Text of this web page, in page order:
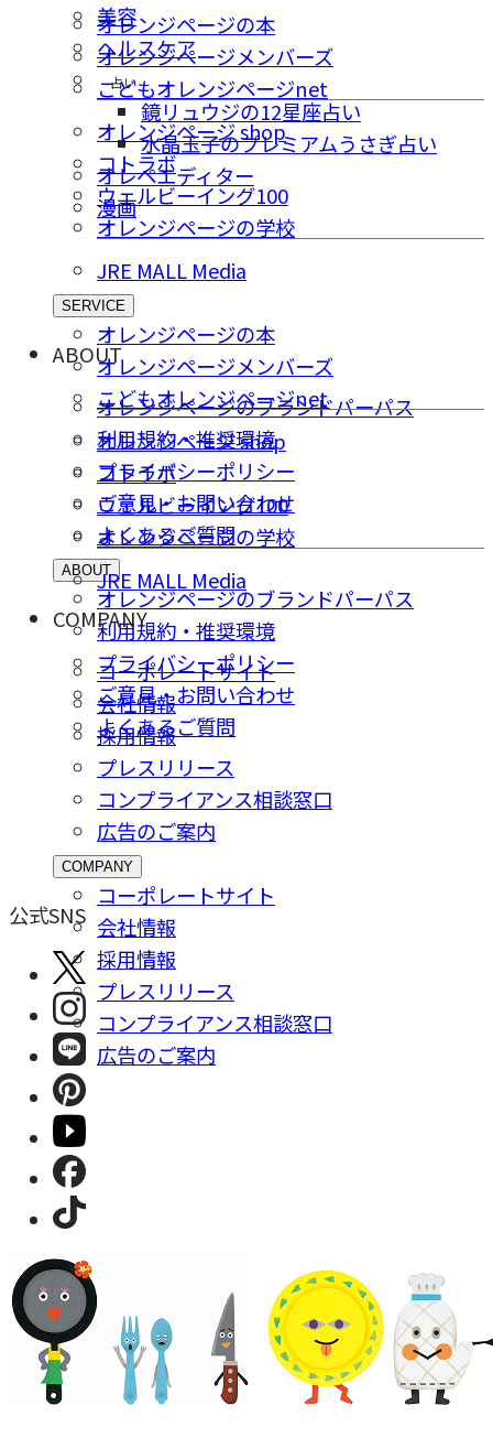
美容
ヘルスケア
占い
鏡リュウジの12星座占い
水晶玉子のプレミアムうさぎ占い
オレペエディター
漫画
オレンジページの本
オレンジページメンバーズ
こどもオレンジページnet
オレンジページ shop
コトラボ
ウェルビーイング100
オレンジページの学校
JRE MALL Media
SERVICE
オレンジページの本
オレンジページメンバーズ
こどもオレンジページnet
オレンジページ shop
コトラボ
ウェルビーイング100
オレンジページの学校
JRE MALL Media
ABOUT
オレンジページのブランドパーパス
利用規約・推奨環境
プライバシーポリシー
ご意⾒・お問い合わせ
よくあるご質問
ABOUT
オレンジページのブランドパーパス
利用規約・推奨環境
プライバシーポリシー
ご意⾒・お問い合わせ
よくあるご質問
COMPANY
コーポレートサイト
会社情報
採⽤情報
プレスリリース
コンプライアンス相談窓⼝
広告のご案内
COMPANY
コーポレートサイト
会社情報
採⽤情報
プレスリリース
コンプライアンス相談窓⼝
広告のご案内
公式SNS